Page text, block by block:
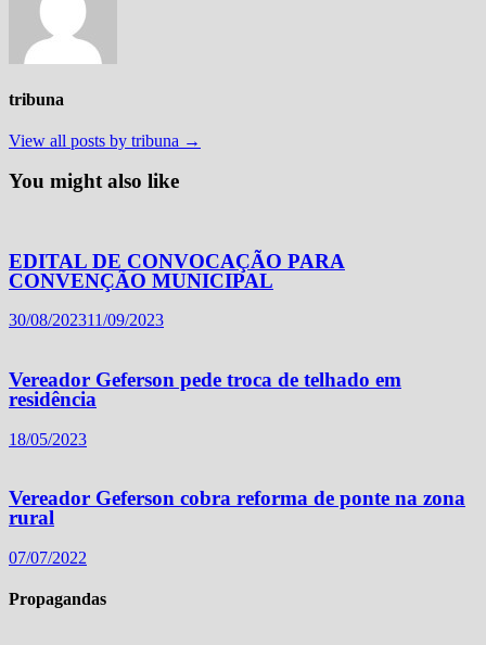
tribuna
View all posts by tribuna →
You might also like
EDITAL DE CONVOCAÇÃO PARA
CONVENÇÃO MUNICIPAL
30/08/202311/09/2023
Vereador Geferson pede troca de telhado em
residência
18/05/2023
Vereador Geferson cobra reforma de ponte na zona
rural
07/07/2022
Propagandas